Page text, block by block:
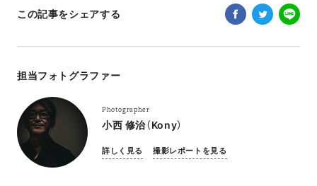
この記事をシェアする
担当フォトグラファー
Photographer
小西 修治（Kony）
詳しく見る 撮影レポートを見る